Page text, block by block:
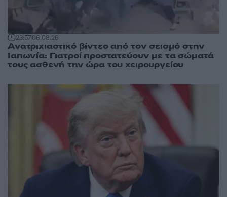
23:5706.08.26
Ανατριχιαστικό βίντεο από τον σεισμό στην
Ιαπωνία: Γιατροί προστατεύουν με τα σώματά
τους ασθενή την ώρα του χειρουργείου